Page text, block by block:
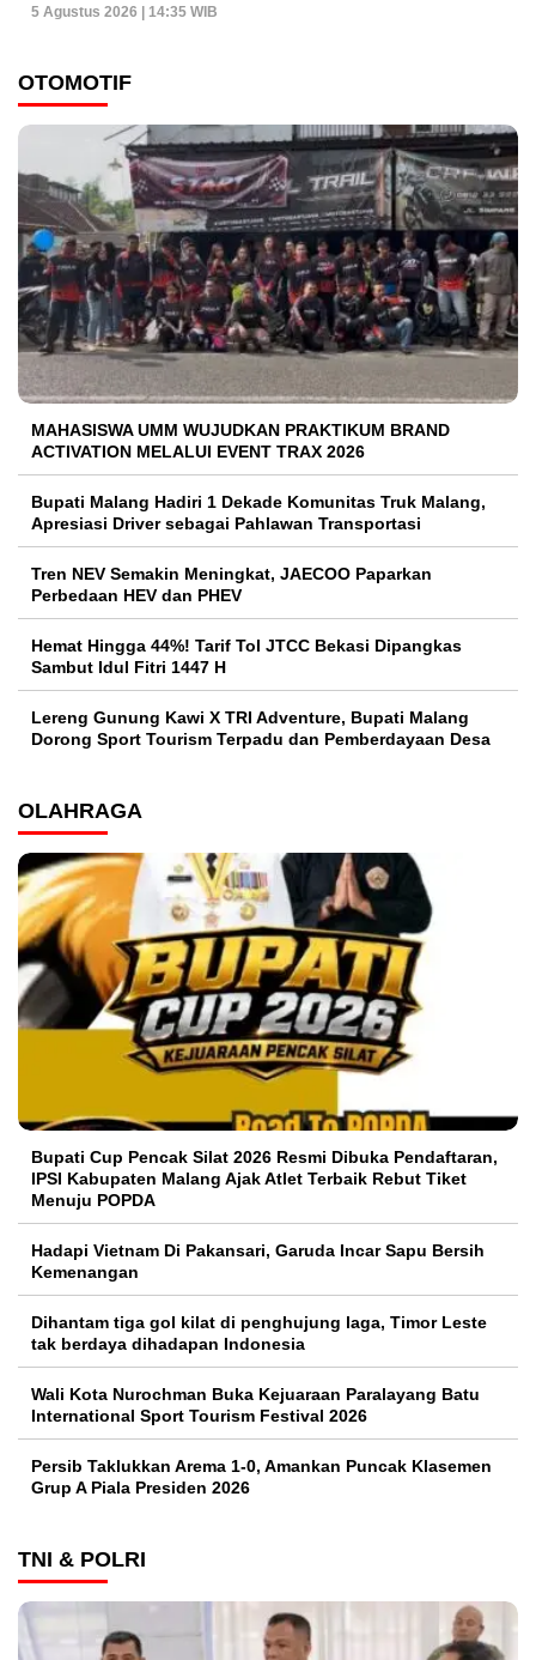
5 Agustus 2026 | 14:35 WIB
OTOMOTIF
MAHASISWA UMM WUJUDKAN PRAKTIKUM BRAND
ACTIVATION MELALUI EVENT TRAX 2026
Bupati Malang Hadiri 1 Dekade Komunitas Truk Malang,
Apresiasi Driver sebagai Pahlawan Transportasi
Tren NEV Semakin Meningkat, JAECOO Paparkan
Perbedaan HEV dan PHEV
Hemat Hingga 44%! Tarif Tol JTCC Bekasi Dipangkas
Sambut Idul Fitri 1447 H
Lereng Gunung Kawi X TRI Adventure, Bupati Malang
Dorong Sport Tourism Terpadu dan Pemberdayaan Desa
OLAHRAGA
Bupati Cup Pencak Silat 2026 Resmi Dibuka Pendaftaran,
IPSI Kabupaten Malang Ajak Atlet Terbaik Rebut Tiket
Menuju POPDA
Hadapi Vietnam Di Pakansari, Garuda Incar Sapu Bersih
Kemenangan
Dihantam tiga gol kilat di penghujung laga, Timor Leste
tak berdaya dihadapan Indonesia
Wali Kota Nurochman Buka Kejuaraan Paralayang Batu
International Sport Tourism Festival 2026
Persib Taklukkan Arema 1-0, Amankan Puncak Klasemen
Grup A Piala Presiden 2026
TNI & POLRI